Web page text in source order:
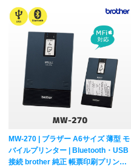
MW-270 | ブラザー A6サイズ 薄型 モ
バイルプリンター | Bluetooth・USB
接続 brother 純正 帳票印刷プリンタ